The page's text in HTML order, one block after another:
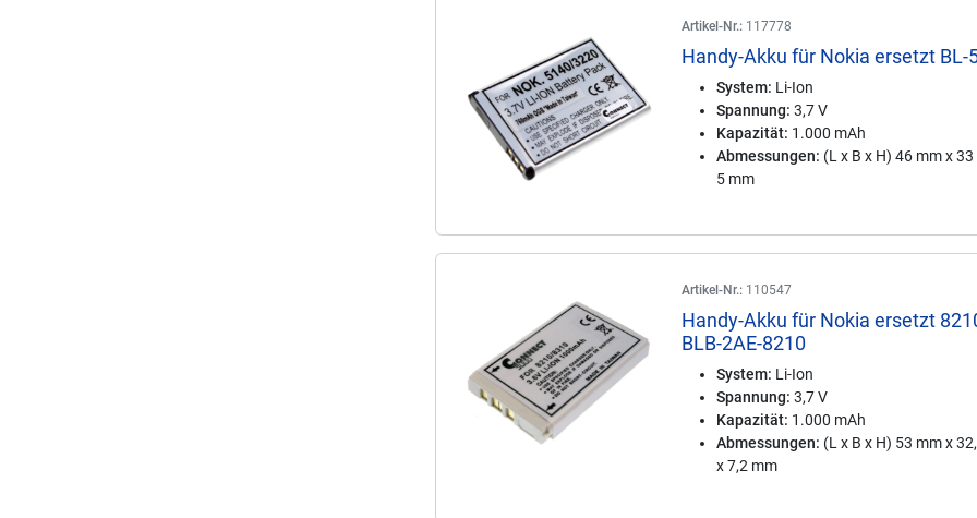
Artikel-Nr.: 117778
Handy-Akku für Nokia ersetzt BL-
System: Li-Ion
Spannung: 3,7 V
Kapazität: 1.000 mAh
Abmessungen: (L x B x H) 46 mm x
5 mm
Artikel-Nr.: 110547
Handy-Akku für Nokia ersetzt
BLB-2AE-8210
System: Li-Ion
Spannung: 3,7 V
Kapazität: 1.000 mAh
Abmessungen: (L x B x H) 53 mm x
x 7,2 mm